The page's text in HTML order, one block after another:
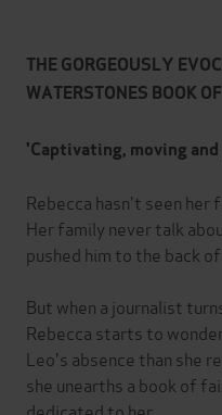
THE GORGEOUSLY
WATERSTONES BOOK
'Captivating, moving
Rebecca hasn't seen her
Her family never talk
pushed him to the back of
But when a journalist
Rebecca starts to
Leo's absence than she
she unearths a book of